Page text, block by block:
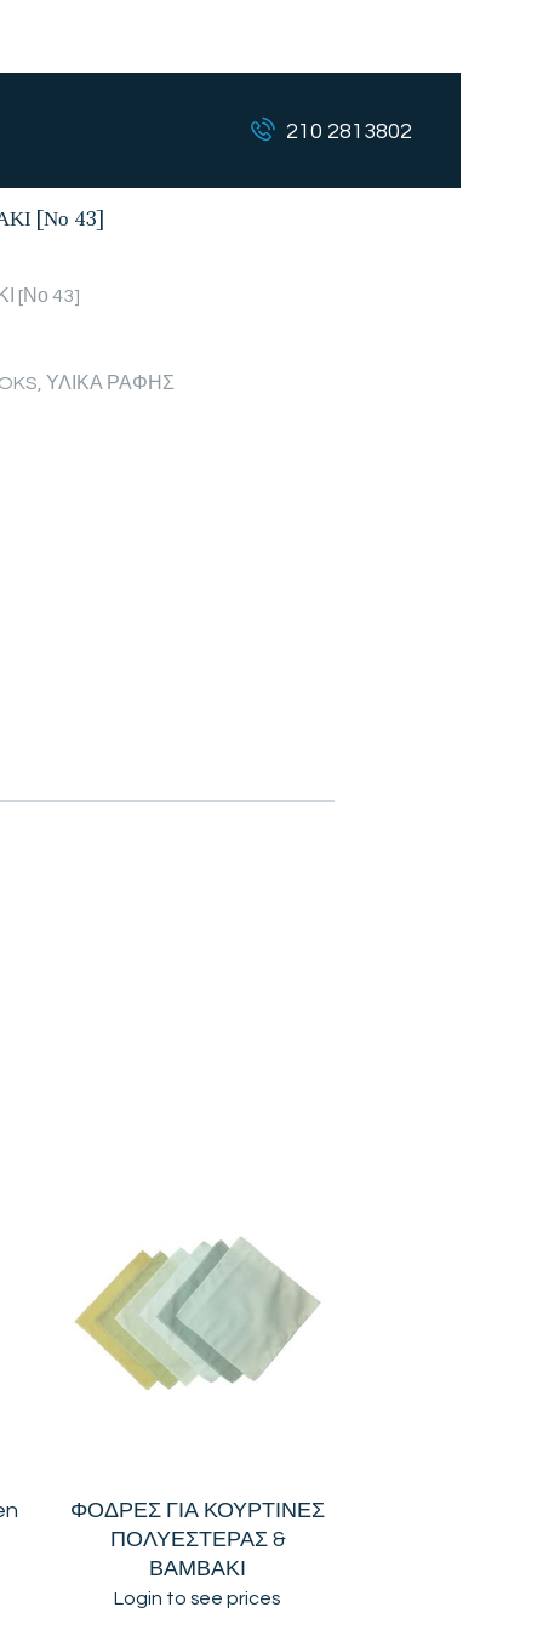
210 2813802
[Νο 43]
[Νο 43]
, ΥΛΙΚΑ ΡΑΦΗΣ
ΦΟΔΡΕΣ ΓΙΑ ΚΟΥΡΤΙΝΕΣ
ΠΟΛΥΕΣΤΕΡΑΣ &
ΒΑΜΒΑΚΙ
Login to see prices